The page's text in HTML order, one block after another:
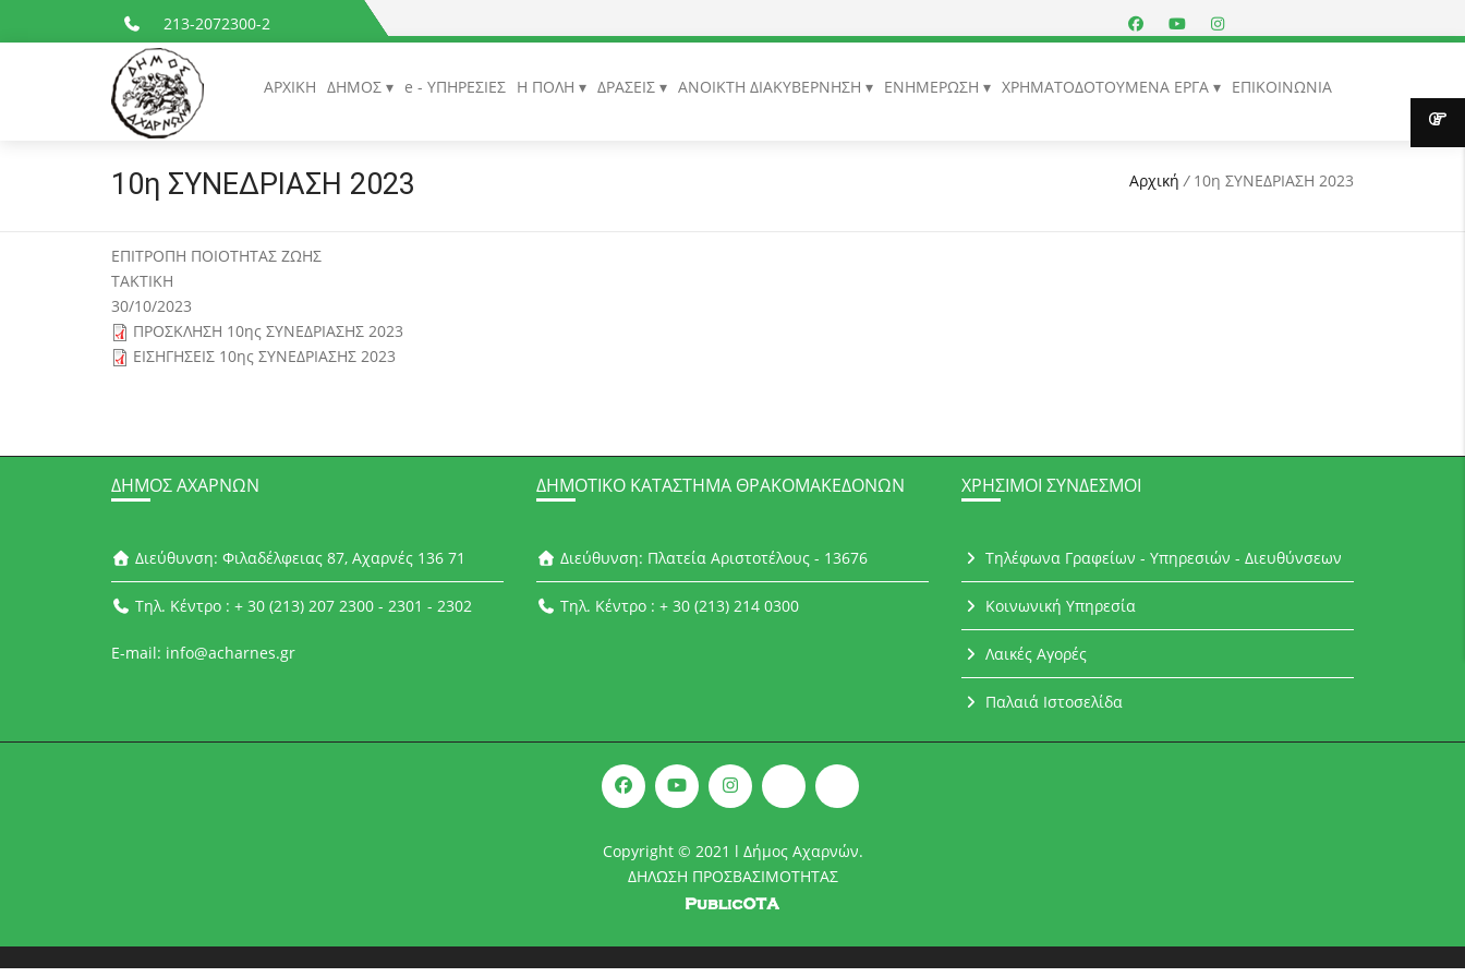
213-2072300-2
ΑΡΧΙΚΗ ΔΗΜΟΣ e - ΥΠΗΡΕΣΙΕΣ Η ΠΟΛΗ ΔΡΑΣΕΙΣ ΑΝΟΙΚΤΗ ΔΙΑΚΥΒΕΡΝΗΣΗ ΕΝΗΜΕΡΩΣΗ ΧΡΗΜΑΤΟΔΟΤΟΥΜΕΝΑ ΕΡΓΑ ΕΠΙΚΟΙΝΩΝΙΑ
10η ΣΥΝΕΔΡΙΑΣΗ 2023 Αρχική / 10η ΣΥΝΕΔΡΙΑΣΗ 2023
ΕΠΙΤΡΟΠΗ ΠΟΙΟΤΗΤΑΣ ΖΩΗΣ
ΤΑΚΤΙΚΗ
30/10/2023
ΠΡΟΣΚΛΗΣΗ 10ης ΣΥΝΕΔΡΙΑΣΗΣ 2023
ΕΙΣΗΓΗΣΕΙΣ 10ης ΣΥΝΕΔΡΙΑΣΗΣ 2023
ΔΉΜΟΣ ΑΧΑΡΝΏΝ
Διεύθυνση: Φιλαδέλφειας 87, Αχαρνές 136 71
Τηλ. Κέντρο : + 30 (213) 207 2300 - 2301 - 2302
E-mail: info@acharnes.gr
ΔΗΜΟΤΙΚΌ ΚΑΤΆΣΤΗΜΑ ΘΡΑΚΟΜΑΚΕΔΌΝΩΝ
Διεύθυνση: Πλατεία Αριστοτέλους - 13676
Τηλ. Κέντρο : + 30 (213) 214 0300
ΧΡΉΣΙΜΟΙ ΣΎΝΔΕΣΜΟΙ
Τηλέφωνα Γραφείων - Υπηρεσιών - Διευθύνσεων
Κοινωνική Υπηρεσία
Λαικές Αγορές
Παλαιά Ιστοσελίδα
Copyright © 2021 l Δήμος Αχαρνών.
ΔΗΛΩΣΗ ΠΡΟΣΒΑΣΙΜΟΤΗΤΑΣ